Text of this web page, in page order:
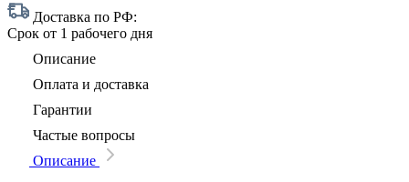
Доставка по РФ:
Срок от 1 рабочего дня
Описание
Оплата и доставка
Гарантии
Частые вопросы
Описание